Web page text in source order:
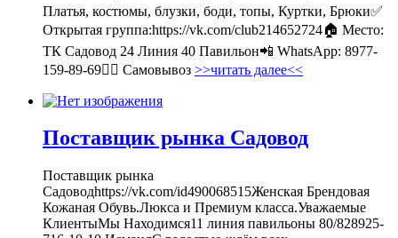
Платья, костюмы, блузки, боди, топы, Куртки, Брюки✅
Открытая группа:https://vk.com/club214652724🏠 Место:
ТК Садовод 24 Линия 40 Павильон📲 WhatsApp: 8977-
159-89-69🚶‍♀ Самовывоз >>читать далее<<
Поставщик рынка Садовод
Поставщик рынка
Садоводhttps://vk.com/id490068515Женская Брендовая
Кожаная Обувь.Люкса и Премиум класса.Уважаемые
КлиентыМы Находимся11 линия павильоны 80/828925-